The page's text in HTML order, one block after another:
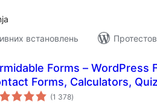
встановлень
Forms – WordPress
Forms, Calculators,
(1 378загальний
рейтинг
)